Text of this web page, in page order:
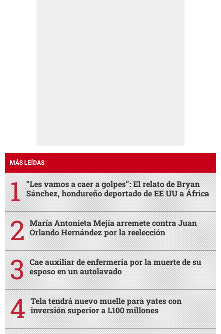
MÁS LEÍDAS
“Les vamos a caer a golpes”: El relato de Bryan
Sánchez, hondureño deportado de EE UU a África
María Antonieta Mejía arremete contra Juan
Orlando Hernández por la reelección
Cae auxiliar de enfermería por la muerte de su
esposo en un autolavado
Tela tendrá nuevo muelle para yates con
inversión superior a L100 millones